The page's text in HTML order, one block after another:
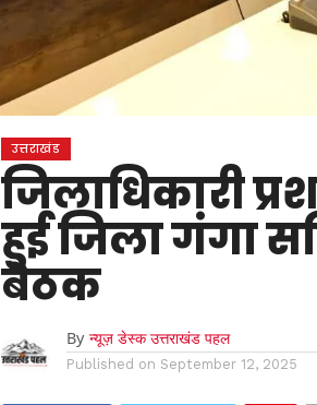
उत्तराखंड
जिलाधिकारी
हुई जिला गंगा
बैठक
By न्यूज़ डेस्क उत्तराखंड पहल
Published on September 12, 2025